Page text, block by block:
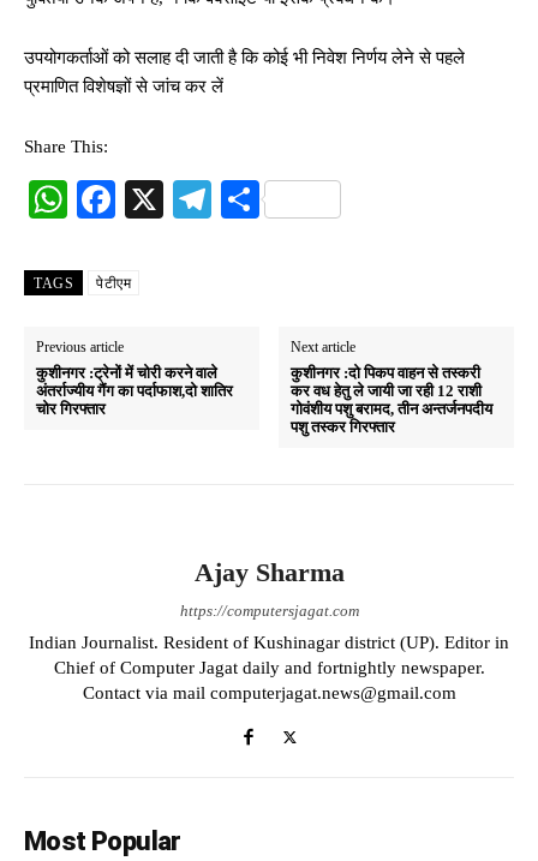
उपयोगकर्ताओं को सलाह दी जाती है कि कोई भी निवेश निर्णय लेने से पहले
प्रमाणित विशेषज्ञों से जांच कर लें
Share This:
W
ts
pp
Fa
bo
X
Te
m
S
TAGS पेटीएम
Previous article
कुशीनगर :ट्रेनों में चोरी करने वाले
अंतर्राज्यीय गैंग का पर्दाफाश,दो शातिर
चोर गिरफ्तार
Next article
कुशीनगर :दो पिकप वाहन से तस्करी
कर वध हेतु ले जायी जा रही 12 राशी
गोवंशीय पशु बरामद, तीन अन्तर्जनपदीय
पशु तस्कर गिरफ्तार
Ajay Sharma
https://computersjagat.com
Indian Journalist. Resident of Kushinagar district (UP). Editor in
Chief of Computer Jagat daily and fortnightly newspaper.
Contact via mail computerjagat.news@gmail.com
Most Popular